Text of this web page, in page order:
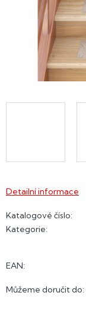
Můžeme doručit do:
Detailní informace
Katalogové číslo:
Kategorie:
EAN: